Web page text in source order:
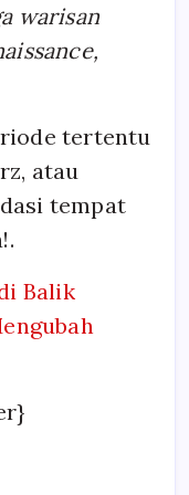
warisan
tertentu
atau
tempat
Balik